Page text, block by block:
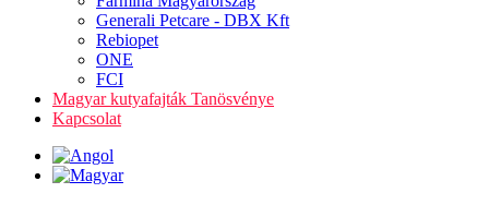
Generali Petcare - DBX Kft
Rebiopet
ONE
FCI
Magyar kutyafajták Tanösvénye
Kapcsolat